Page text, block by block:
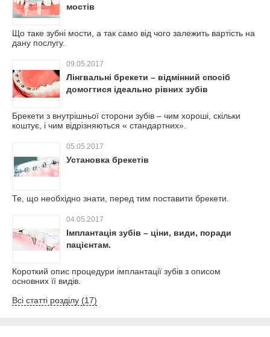
мостів
Що таке зубні мости, а так само від чого залежить вартість на
дану послугу.
09.05.2017
Лінгвальні брекети – відмінний спосіб
домогтися ідеально рівних зубів
Брекети з внутрішньої сторони зубів – чим хороші, скільки
коштує, і чим відрізняються « стандартних».
05.05.2017
Установка брекетів
Те, що необхідно знати, перед тим поставити брекети.
04.05.2017
Імплантація зубів – ціни, види, поради
пацієнтам.
Короткий опис процедури імплантації зубів з описом
основних її видів.
Всі статті розділу (17)